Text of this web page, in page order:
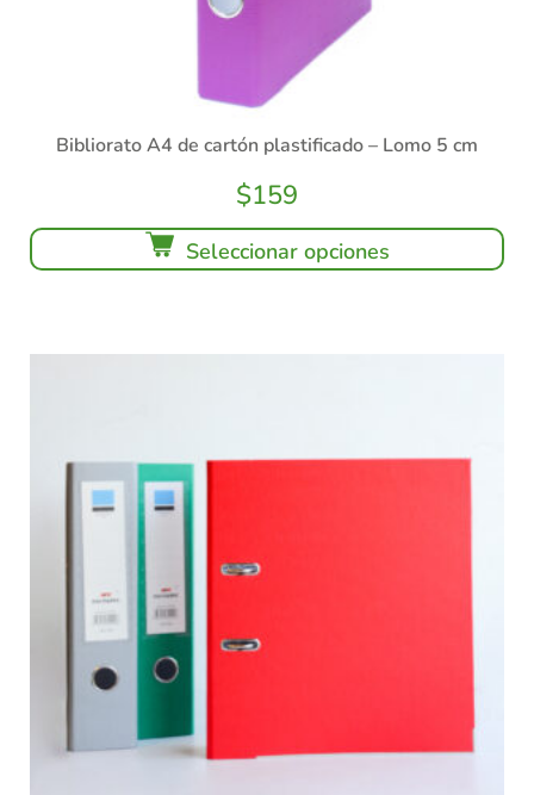
Bibliorato A4 de cartón plastificado – Lomo 5 cm
$159
Seleccionar opciones